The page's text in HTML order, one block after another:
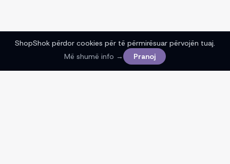
ShopShok përdor cookies për të përmirësuar përvojën tuaj.
Më shumë info →
Pranoj